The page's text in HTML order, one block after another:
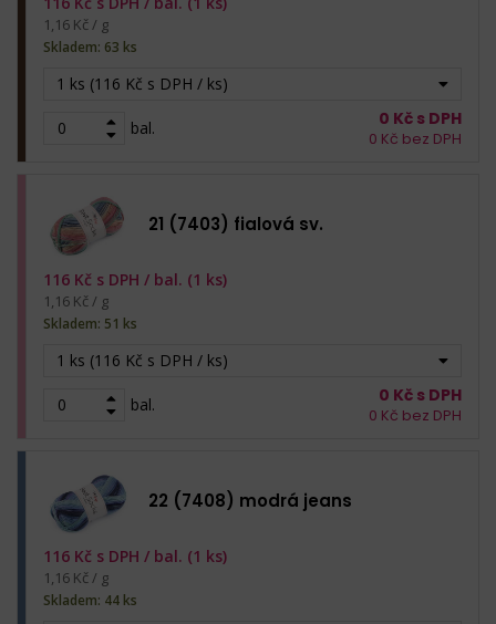
1 ks (116 Kč s DPH / ks)
bal.
1,16 Kč / g
Skladem: 63 ks
0 Kč s DPH
0 Kč bez DPH
21 (7403) fialová sv.
1 ks (116 Kč s DPH / ks)
bal.
116 Kč s DPH / bal. (1 ks)
1,16 Kč / g
Skladem: 51 ks
0 Kč s DPH
0 Kč bez DPH
22 (7408) modrá jeans
116 Kč s DPH / bal. (1 ks)
1,16 Kč / g
Skladem: 44 ks